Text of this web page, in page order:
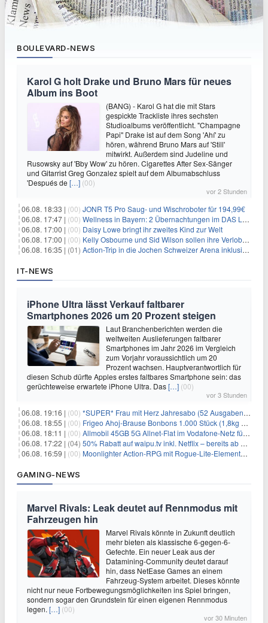
BOULEVARD-NEWS
Karol G holt Drake und Bruno Mars für neues
Album ins Boot
(BANG) - Karol G hat die mit Stars
gespickte Trackliste ihres sechsten
Studioalbums veröffentlicht. "Champagne
Papi" Drake ist auf dem Song 'Ahí' zu
hören, während Bruno Mars auf 'Still'
mitwirkt. Außerdem sind Judeline und
Rusowsky auf 'Bby Wow' zu hören. Cigarettes After Sex-Sänger
und Gitarrist Greg Gonzalez spielt auf dem Albumabschluss
'Después de […] (00)
vor 2 Stunden
06.08. 18:33 | (00) JONR T5 Pro Saug- und Wischroboter für 194,99€
06.08. 17:47 | (00) Wellness in Bayern: 2 Übernachtungen im DAS LUDWIG Sports Resort inkl. HP + Wellness ab 174€ p.P.
06.08. 17:00 | (00) Daisy Lowe bringt ihr zweites Kind zur Welt
06.08. 17:00 | (00) Kelly Osbourne und Sid Wilson sollen ihre Verlobung gelöst haben
06.08. 16:35 | (01) Action-Trip in die Jochen Schweizer Arena inklusive Premium Hotel und Frühstück ab 59€ p.P.
IT-NEWS
iPhone Ultra lässt Verkauf faltbarer
Smartphones 2026 um 20 Prozent steigen
Laut Branchenberichten werden die
weltweiten Auslieferungen faltbarer
Smartphones im Jahr 2026 im Vergleich
zum Vorjahr voraussichtlich um 20
Prozent wachsen. Hauptverantwortlich für
diesen Schub dürfte Apples erstes faltbares Smartphone sein: das
gerüchteweise erwartete iPhone Ultra. Das[…] (00)
vor 3 Stunden
06.08. 19:16 | (00) *SUPER* Frau mit Herz Jahresabo (52 Ausgaben) für 161,40€ + bis zu 150€ Prämie
06.08. 18:55 | (00) Frigeo Ahoj-Brause Bonbons 1.000 Stück (1,8kg Eimer) für 6,29€
06.08. 18:11 | (00) Allmobil 45GB 5G Allnet-Flat im Vodafone-Netz für eff. 5,91€/Monat dank 50€ Wechselbonus + 0€ AG
06.08. 17:22 | (04) 50% Rabatt auf waipu.tv inkl. Netflix – bereits ab 9€/Monat (statt 17,99€)
06.08. 16:59 | (00) Moonlighter Action-RPG mit Rogue-Lite-Elementen kostenlos bei Steam
GAMING-NEWS
Marvel Rivals: Leak deutet auf Rennmodus mit
Fahrzeugen hin
Marvel Rivals könnte in Zukunft deutlich
mehr bieten als klassische 6-gegen-6-
Gefechte. Ein neuer Leak aus der
Datamining-Community deutet darauf
hin, dass NetEase Games an einem
Fahrzeug-System arbeitet. Dieses könnte
nicht nur neue Fortbewegungsmöglichkeiten ins Spiel bringen,
sondern sogar den Grundstein für einen eigenen Rennmodus
legen. […] (00)
vor 30 Minuten